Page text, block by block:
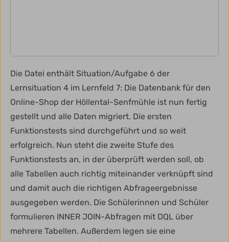
Die Datei enthält Situation/Aufgabe 6 der
Lernsituation 4 im Lernfeld 7: Die Datenbank für den
Online-Shop der Höllental-Senfmühle ist nun fertig
gestellt und alle Daten migriert. Die ersten
Funktionstests sind durchgeführt und so weit
erfolgreich. Nun steht die zweite Stufe des
Funktionstests an, in der überprüft werden soll, ob
alle Tabellen auch richtig miteinander verknüpft sind
und damit auch die richtigen Abfrageergebnisse
ausgegeben werden. Die Schülerinnen und Schüler
formulieren INNER JOIN-Abfragen mit DQL über
mehrere Tabellen. Außerdem legen sie eine